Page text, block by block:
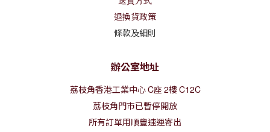
退換貨政策
條款及細則
辦公室地址
荔枝角香港工業中心C座2樓C12C
荔枝角門市已暫停開放
所有訂單用順豐速運寄出